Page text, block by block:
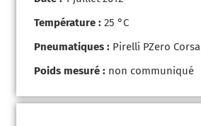
Température : 25 °C
Pneumatiques : Pirelli PZero Corsa
Poids mesuré : non communiqué